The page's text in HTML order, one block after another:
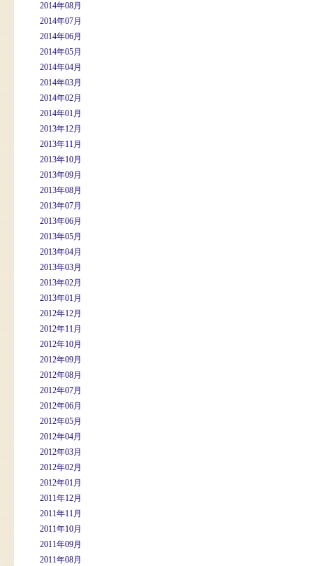
2014年08月
2014年07月
2014年06月
2014年05月
2014年04月
2014年03月
2014年02月
2014年01月
2013年12月
2013年11月
2013年10月
2013年09月
2013年08月
2013年07月
2013年06月
2013年05月
2013年04月
2013年03月
2013年02月
2013年01月
2012年12月
2012年11月
2012年10月
2012年09月
2012年08月
2012年07月
2012年06月
2012年05月
2012年04月
2012年03月
2012年02月
2012年01月
2011年12月
2011年11月
2011年10月
2011年09月
2011年08月